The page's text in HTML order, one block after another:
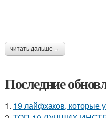
читать дальше →
Последние
1. 19 лайфхаков, которые